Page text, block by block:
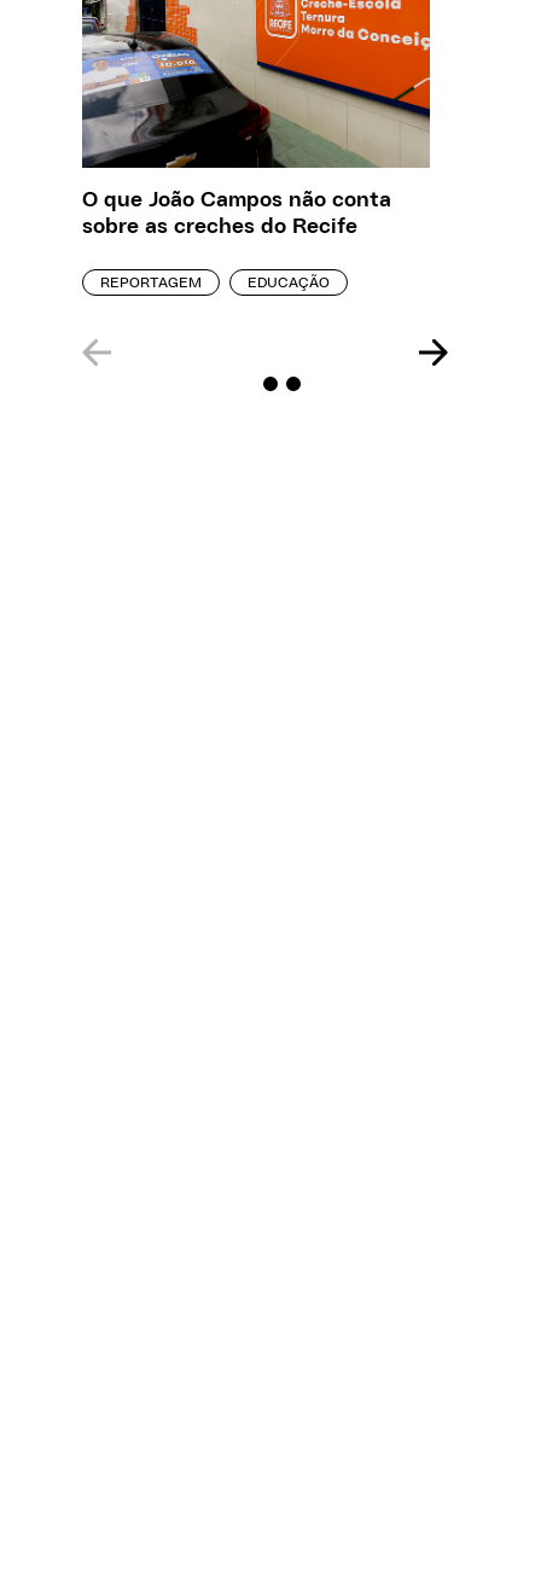
O que João Campos não conta
sobre as creches do Recife
REPORTAGEM EDUCAÇÃO